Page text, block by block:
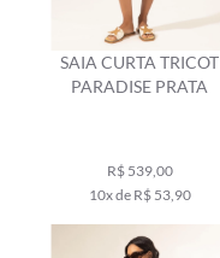
SAIA CURTA TRICOT
PARADISE PRATA
R$ 539,00
10x de R$ 53,90